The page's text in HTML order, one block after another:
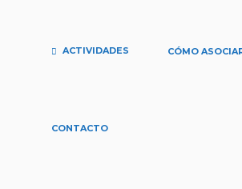
ACTIVIDADES CÓMO
CONTACTO
Explora Navarra